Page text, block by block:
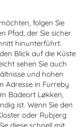
folgen Sie
Pfad, der Sie sicher
hinunterführt.
Blick auf die Küste
sehen Sie auch
und hohen
Adresse in Furreby
Badeort Løkken,
ist. Wenn Sie den
oder Rubjerg